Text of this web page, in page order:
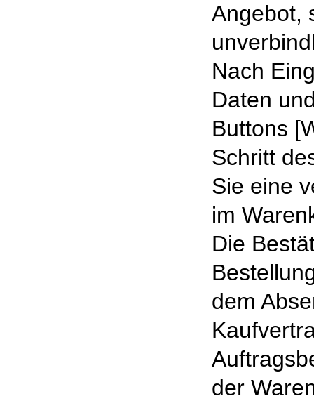
Angebot,
Nach
Daten
Buttons
Schritt
Sie eine
im
Die
dem
der